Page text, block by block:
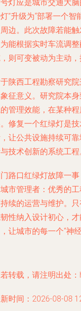
灯应是城市交通大
”升级为“部署一个
边。此次故障若能
能根据实时车流调
则可变被动为主动，
陕西工程勘察研究
征意义。研究院本
管理效能，在某种
修复一个红绿灯是
让公共设施持续可
技术创新的系统工程
路口红绿灯故障一
市管理者：优秀的
续的运营与维护。
性纳入设计初心，
让城市的每一个“神
转载，请注明出处
时间：2026-08-08